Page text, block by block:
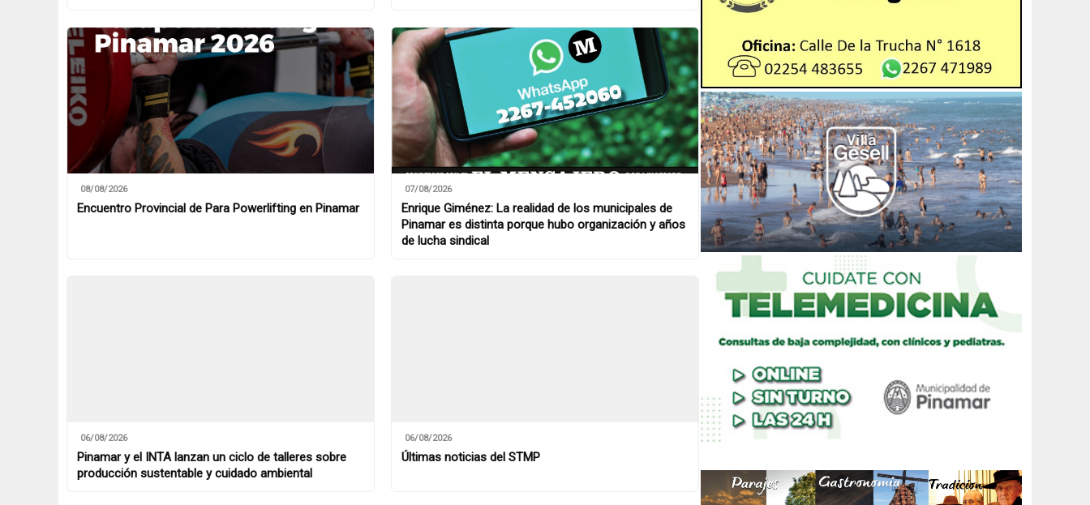
08/08/2026
Encuentro Provincial de Para Powerlifting en Pinamar
07/08/2026
Enrique Giménez: La realidad de los municipales de
Pinamar es distinta porque hubo organización y años
de lucha sindical
06/08/2026
Pinamar y el INTA lanzan un ciclo de talleres sobre
producción sustentable y cuidado ambiental
06/08/2026
Últimas noticias del STMP